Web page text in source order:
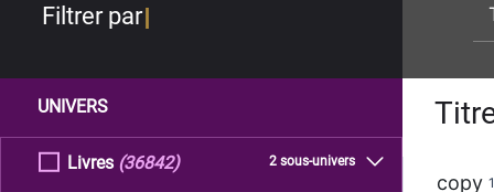
Filtrer par
UNIVERS
Livres 2 sous-univers
(36842)
copy